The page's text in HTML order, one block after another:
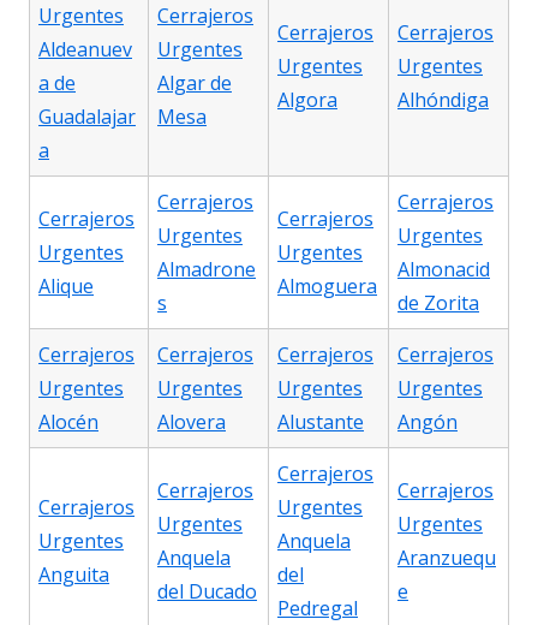
Urgentes
Aldeanuev
a de
Guadalajar
a
Cerrajeros
Urgentes
Algar de
Mesa
Cerrajeros
Urgentes
Algora
Cerrajeros
Urgentes
Alhóndiga
Cerrajeros
Urgentes
Alique
Cerrajeros
Urgentes
Almadrone
s
Cerrajeros
Urgentes
Almoguera
Cerrajeros
Urgentes
Almonacid
de Zorita
Cerrajeros
Urgentes
Alocén
Cerrajeros
Urgentes
Alovera
Cerrajeros
Urgentes
Alustante
Cerrajeros
Urgentes
Angón
Cerrajeros
Urgentes
Anguita
Cerrajeros
Urgentes
Anquela
del Ducado
Cerrajeros
Urgentes
Anquela
del
Pedregal
Cerrajeros
Urgentes
Aranzuequ
e